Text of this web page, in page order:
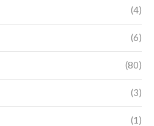
(4)
(6)
(80)
(3)
(1)